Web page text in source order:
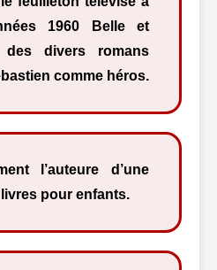
1960 Belle et
des divers romans
comme héros.
l’auteure d’une
pour enfants.